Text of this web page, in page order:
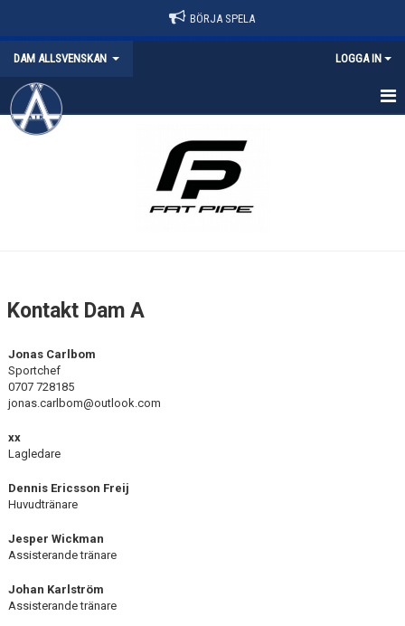
BÖRJA SPELA
DAM ALLSVENSKAN LOGGA IN
HEM
DOKUMENT
KONTAKT
Kontakt Dam A
Jonas Carlbom
Sportchef
0707 728185
jonas.carlbom@outlook.com
xx
Lagledare
Dennis Ericsson Freij
Huvudtränare
Jesper Wickman
Assisterande tränare
Johan Karlström
Assisterande tränare